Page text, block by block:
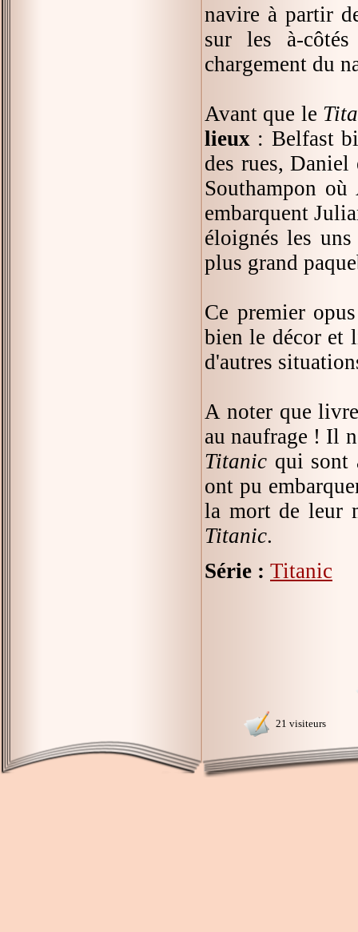
navire à partir
sur les à-
chargement du
Avant que le
lieux : Belfast
des rues,
Southampon
embarquent
éloignés les
plus grand
Ce premier
bien le décor et
d'autres
A noter que
au naufrage ! Il
Titanic qui sont
ont pu
la mort de leur
Titanic.
Série : Titanic
21 visiteurs